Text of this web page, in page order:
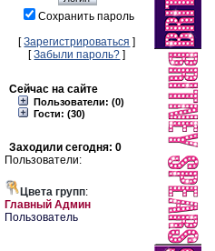
Сохранить пароль
[Зарегистрироваться ]
[Забыли пароль? ]
Сейчас на сайте
Пользователи: (0)
Гости: (30)
Заходили сегодня: 0
Пользователи:
Цвета групп:
Главный Админ
Пользователь